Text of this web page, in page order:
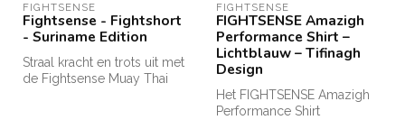
FIGHTSENSE
Fightsense - Fightshort
- Suriname Edition
Straal kracht en trots uit met
de Fightsense Muay Thai
FIGHTSENSE
FIGHTSENSE Amazigh
Performance Shirt –
Lichtblauw – Tifinagh
Design
Het FIGHTSENSE Amazigh
Performance Shirt